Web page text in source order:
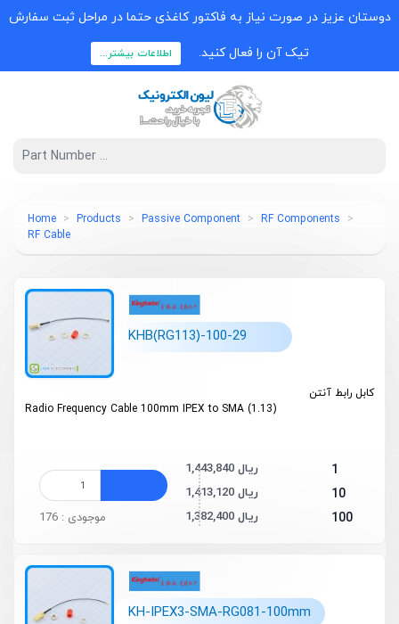
دوستان عزیز در صورت نیاز به فاکتور کاغذی حتما در مراحل ثبت سفارش
تیک آن را فعال کنید. اطلاعات بیشتر...
Home Products Passive Component
RF Components
RF Cable
KHB(RG113)-100-29
کابل رابط آنتن
Radio Frequency Cable 100mm IPEX to SMA (1.13)
1 1,443,840 ریال
10 1,413,120 ریال
100 1,382,400 ریال موجودی : 176
KH-IPEX3-SMA-RG081-100mm